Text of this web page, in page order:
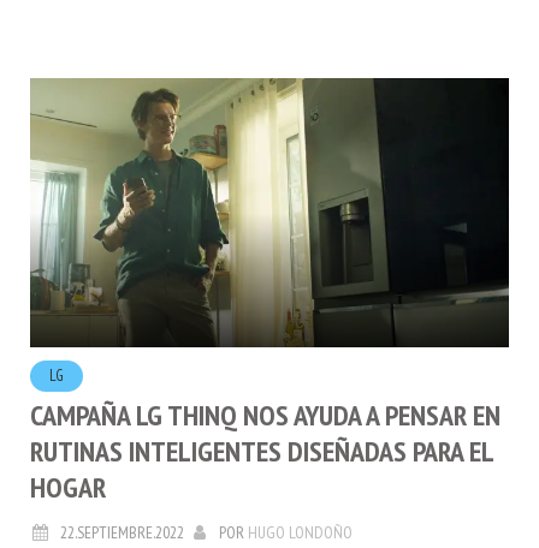
LG
CAMPAÑA LG THINQ NOS AYUDA A PENSAR EN
RUTINAS INTELIGENTES DISEÑADAS PARA EL
HOGAR
HUGO LONDOÑO